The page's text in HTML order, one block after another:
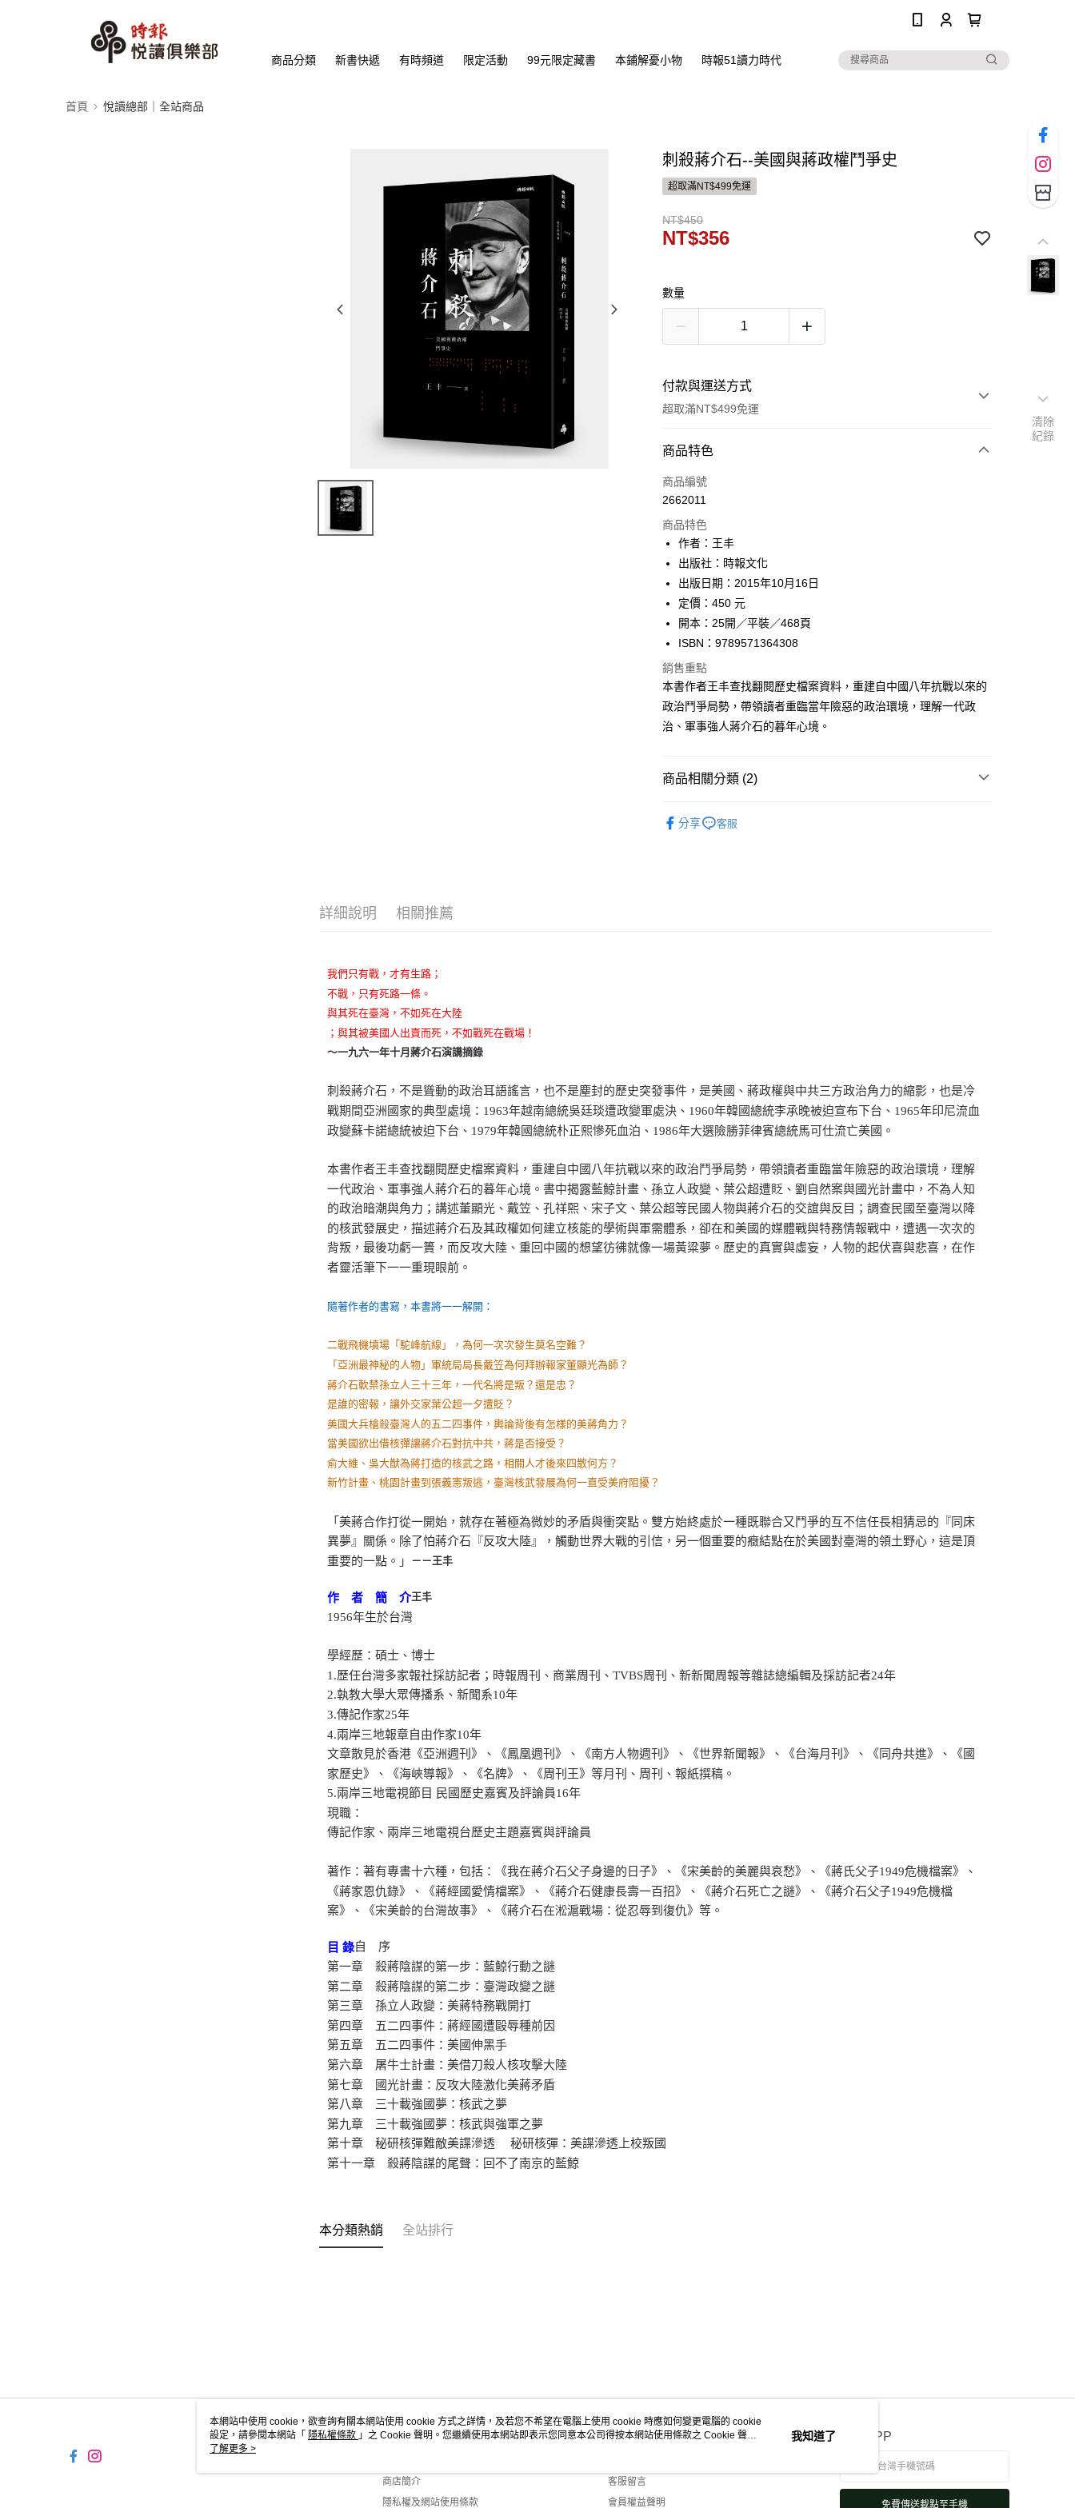
商品分類 新書快遞 有時頻道 限定活動 99元限定藏書 本鋪解憂小物 時報51讀力時代
首頁 悅讀總部｜全站商品
刺殺蔣介石--美國與蔣政權鬥爭史
超取滿NT$499免運
NT$450
NT$356
數量
付款與運送方式
超取滿NT$499免運
付款方式
信用卡一次付款
運送方式
付款後全家取貨
每筆NT$60，滿NT$499(含以上)免運費
付款後7-11取貨
每筆NT$60，滿NT$499(含以上)免運費
宅配
每筆NT$100，滿NT$499(含以上)免運費
商品特色
商品編號
2662011
商品特色
作者：王丰
出版社：時報文化
出版日期：2015年10月16日
定價：450 元
開本：25開／平裝／468頁
ISBN：9789571364308
銷售重點
本書作者王丰查找翻閱歷史檔案資料，重建自中國八年抗戰以來的
政治鬥爭局勢，帶領讀者重臨當年險惡的政治環境，理解一代政
治、軍事強人蔣介石的暮年心境。
商品相關分類 (2)
分享 客服
詳細說明 相關推薦
我們只有戰，才有生路；
不戰，只有死路一條。
與其死在臺灣，不如死在大陸
；與其被美國人出賣而死，不如戰死在戰場！
～一九六一年十月蔣介石演講摘錄
刺殺蔣介石，不是聳動的政治耳語謠言，也不是塵封的歷史突發事件，是美國、蔣政權與中共三方政治角力的縮影，也是冷
戰期間亞洲國家的典型處境：1963年越南總統吳廷琰遭政變軍處決、1960年韓國總統李承晚被迫宣布下台、1965年印尼流血
政變蘇卡諾總統被迫下台、1979年韓國總統朴正熙慘死血泊、1986年大選險勝菲律賓總統馬可仕流亡美國。
本書作者王丰查找翻閱歷史檔案資料，重建自中國八年抗戰以來的政治鬥爭局勢，帶領讀者重臨當年險惡的政治環境，理解
一代政治、軍事強人蔣介石的暮年心境。書中揭露藍鯨計畫、孫立人政變、葉公超遭貶、劉自然案與國光計畫中，不為人知
的政治暗潮與角力；講述董顯光、戴笠、孔祥熙、宋子文、葉公超等民國人物與蔣介石的交誼與反目；調查民國至臺灣以降
的核武發展史，描述蔣介石及其政權如何建立核能的學術與軍需體系，卻在和美國的媒體戰與特務情報戰中，遭遇一次次的
背叛，最後功虧一簣，而反攻大陸、重回中國的想望彷彿就像一場黃粱夢。歷史的真實與虛妄，人物的起伏喜與悲喜，在作
者靈活筆下一一重現眼前。
隨著作者的書寫，本書將一一解開：
二戰飛機墳場「駝峰航線」，為何一次次發生莫名空難？
「亞洲最神秘的人物」軍統局局長戴笠為何拜辦報家董顯光為師？
蔣介石軟禁孫立人三十三年，一代名將是叛？還是忠？
是誰的密報，讓外交家葉公超一夕遭貶？
美國大兵槍殺臺灣人的五二四事件，輿論背後有怎樣的美蔣角力？
當美國欲出借核彈讓蔣介石對抗中共，蔣是否接受？
俞大維、吳大猷為蔣打造的核武之路，相關人才後來四散何方？
新竹計畫、桃園計畫到張義憲叛逃，臺灣核武發展為何一直受美府阻擾？
「美蔣合作打從一開始，就存在著極為微妙的矛盾與衝突點。雙方始終處於一種既聯合又鬥爭的互不信任長相猜忌的『同床
異夢』關係。除了怕蔣介石『反攻大陸』，觸動世界大戰的引信，另一個重要的癥結點在於美國對臺灣的領土野心，這是頂
重要的一點。」 －－王丰
作 者 簡 介王丰
1956年生於台灣
學經歷：碩士、博士
1.歷任台灣多家報社採訪記者；時報周刊、商業周刊、TVBS周刊、新新聞周報等雜誌總編輯及採訪記者24年
2.執教大學大眾傳播系、新聞系10年
3.傳記作家25年
4.兩岸三地報章自由作家10年
文章散見於香港《亞洲週刊》、《鳳凰週刊》、《南方人物週刊》、《世界新聞報》、《台海月刊》、《同舟共進》、《國
家歷史》、《海峽導報》、《名牌》、《周刊王》等月刊、周刊、報紙撰稿。
5.兩岸三地電視節目 民國歷史嘉賓及評論員16年
現職：
傳記作家、兩岸三地電視台歷史主題嘉賓與評論員
著作：著有專書十六種，包括：《我在蔣介石父子身邊的日子》、《宋美齡的美麗與哀愁》、《蔣氏父子1949危機檔案》、
《蔣家恩仇錄》、《蔣經國愛情檔案》、《蔣介石健康長壽一百招》、《蔣介石死亡之謎》、《蔣介石父子1949危機檔
案》、《宋美齡的台灣故事》、《蔣介石在淞滬戰場：從忍辱到復仇》等。
目 錄自 序
第一章 殺蔣陰謀的第一步：藍鯨行動之謎
第二章 殺蔣陰謀的第二步：臺灣政變之謎
第三章 孫立人政變：美蔣特務戰開打
第四章 五二四事件：蔣經國遭毆辱種前因
第五章 五二四事件：美國伸黑手
第六章 屠牛士計畫：美借刀殺人核攻擊大陸
第七章 國光計畫：反攻大陸激化美蔣矛盾
第八章 三十載強國夢：核武之夢
第九章 三十載強國夢：核武與強軍之夢
第十章 秘研核彈難敵美諜滲透 秘研核彈：美諜滲透上校叛國
第十一章 殺蔣陰謀的尾聲：回不了南京的藍鯨
本分類熱銷 全站排行
關於我們
商店簡介
隱私權及網站使用條款
客服資訊
客服留言
會員權益聲明
官方APP
免費傳送載點至手機
清除
紀錄
本網站中使用 cookie，欲查詢有關本網站使用 cookie 方式之詳情，及若您不希望在電腦上使用 cookie 時應如何變更電腦的 cookie
設定，請參閱本網站「 隱私權條款 」之 Cookie 聲明。您繼續使用本網站即表示您同意本公司得按本網站使用條款之 Cookie 聲明
使用 cookie。
了解更多 >
我知道了